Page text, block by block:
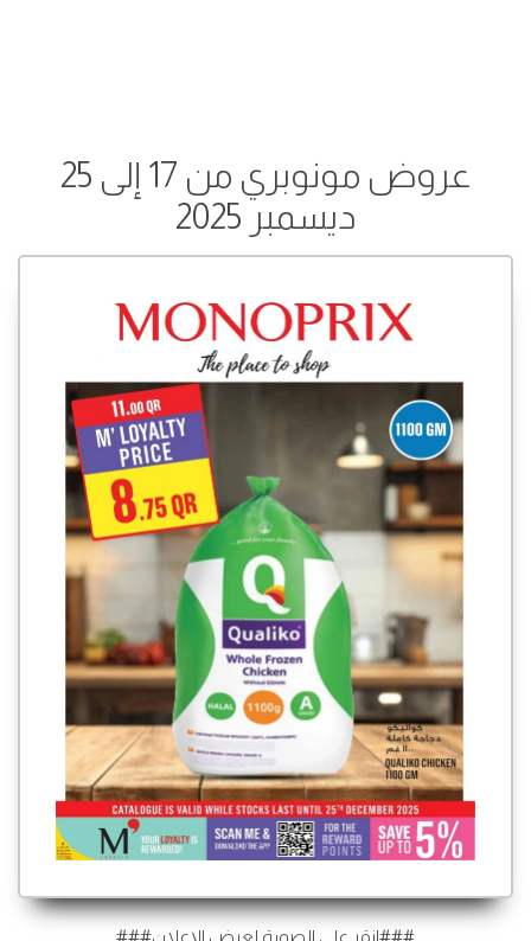
عروض مونوبري من 17 إلى 25
ديسمبر 2025